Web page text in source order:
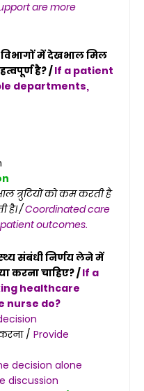
are more
विभागों में देखभाल मिल
है? /If a patient
departments,
त्रुटियों को कम करती है
है। /Coordinated care
outcomes.
संबंधी निर्णय लेने में
करना चाहिए? /If a
healthcare
nurse do?
/ Provide
decision alone
discussion